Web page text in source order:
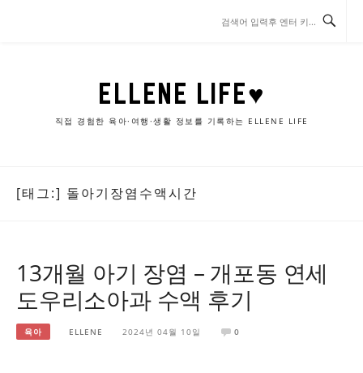
ELLENE LIFE♥
직접 경험한 육아·여행·생활 정보를 기록하는 ELLENE LIFE
[태그:] 돌아기장염수액시간
13개월 아기 장염 – 개포동 연세
도우리소아과 수액 후기
육아 ELLENE 2024년 04월 10일 0